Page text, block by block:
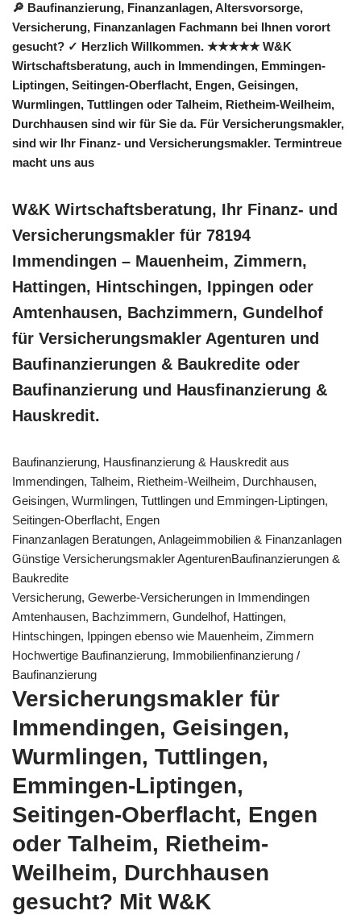
🔎 Baufinanzierung, Finanzanlagen, Altersvorsorge,
Versicherung, Finanzanlagen Fachmann bei Ihnen vorort
gesucht? ✓ Herzlich Willkommen. ★★★★★ W&K
Wirtschaftsberatung, auch in Immendingen, Emmingen-
Liptingen, Seitingen-Oberflacht, Engen, Geisingen,
Wurmlingen, Tuttlingen oder Talheim, Rietheim-Weilheim,
Durchhausen sind wir für Sie da. Für Versicherungsmakler,
sind wir Ihr Finanz- und Versicherungsmakler. Termintreue
macht uns aus
W&K Wirtschaftsberatung, Ihr Finanz- und
Versicherungsmakler für 78194
Immendingen – Mauenheim, Zimmern,
Hattingen, Hintschingen, Ippingen oder
Amtenhausen, Bachzimmern, Gundelhof
für Versicherungsmakler Agenturen und
Baufinanzierungen & Baukredite oder
Baufinanzierung und Hausfinanzierung &
Hauskredit.
Baufinanzierung, Hausfinanzierung & Hauskredit aus
Immendingen, Talheim, Rietheim-Weilheim, Durchhausen,
Geisingen, Wurmlingen, Tuttlingen und Emmingen-Liptingen,
Seitingen-Oberflacht, Engen
Finanzanlagen Beratungen, Anlageimmobilien & Finanzanlagen
Günstige Versicherungsmakler AgenturenBaufinanzierungen &
Baukredite
Versicherung, Gewerbe-Versicherungen in Immendingen
Amtenhausen, Bachzimmern, Gundelhof, Hattingen,
Hintschingen, Ippingen ebenso wie Mauenheim, Zimmern
Hochwertige Baufinanzierung, Immobilienfinanzierung /
Baufinanzierung
Versicherungsmakler für
Immendingen, Geisingen,
Wurmlingen, Tuttlingen,
Emmingen-Liptingen,
Seitingen-Oberflacht, Engen
oder Talheim, Rietheim-
Weilheim, Durchhausen
gesucht? Mit W&K